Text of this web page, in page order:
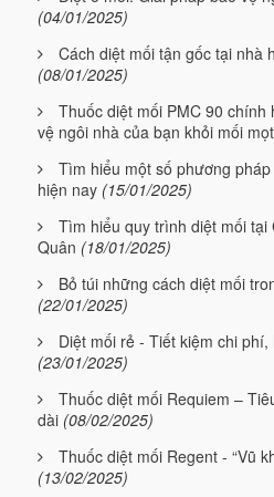
(04/01/2025)
Cách diệt mối tận gốc tại nhà
(08/01/2025)
Thuốc diệt mối PMC 90 chính
vệ ngôi nhà của bạn khỏi mối mọt
Tìm hiểu một số phương
hiện nay (15/01/2025)
Tìm hiểu quy trình diệt mối tại
Quân (18/01/2025)
Bỏ túi những cách diệt mối
(22/01/2025)
Diệt mối rẻ - Tiết kiệm chi
(23/01/2025)
Thuốc diệt mối Requiem –
dài (08/02/2025)
Thuốc diệt mối Regent - “Vũ
(13/02/2025)